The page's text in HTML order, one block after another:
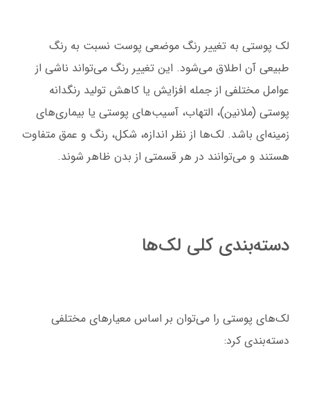
لک پوستی به تغییر رنگ موضعی پوست نسبت به رنگ
طبیعی آن اطلاق می‌شود. این تغییر رنگ می‌تواند ناشی از
عوامل مختلفی از جمله افزایش یا کاهش تولید رنگدانه
پوستی (ملانین)، التهاب، آسیب‌های پوستی یا بیماری‌های
زمینه‌ای باشد. لک‌ها از نظر اندازه، شکل، رنگ و عمق متفاوت
هستند و می‌توانند در هر قسمتی از بدن ظاهر شوند.
دسته‌بندی کلی لک‌ها
لک‌های پوستی را می‌توان بر اساس معیارهای مختلفی
دسته‌بندی کرد: